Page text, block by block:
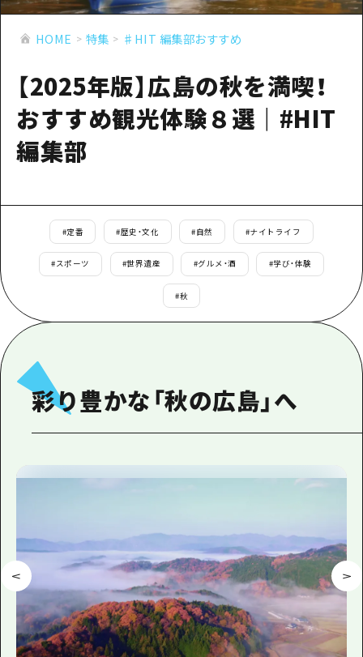
スポーツ
ナイトライフ
定番
歴史・文化
自然
あたらしい非日常
広島市周辺
安芸
備後
宮島周辺
山口県東部
弾丸
2泊3日
備北
芸北
愛媛県
島根県
旬情報
お役立ち情報一覧
アクセス
お得な周遊チケット
手荷物預かり・配送サービス
広島おもてなしパス
HIROSHIMA FREE Wi-Fi
広島県を訪れる外国人旅行者向け情報一
よくあるご質問
メディア掲載情報
フォトダウンロード
関連リンク
HOME
新着情報
お問い合わせ
事業者・学校関係者の皆さま
HOME 特集 ♯HIT 編集部おすすめ
【2025年版】広島の秋を満喫！
おすすめ観光体験８選｜#HIT
編集部
#定番 #歴史・文化 #自然 #ナイトライフ
#スポーツ #世界遺産 #グルメ・酒 #学び・体験
#秋
彩り豊かな「秋の広島」へ